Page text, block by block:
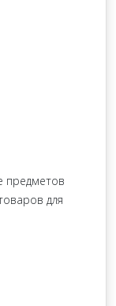
предметов
для